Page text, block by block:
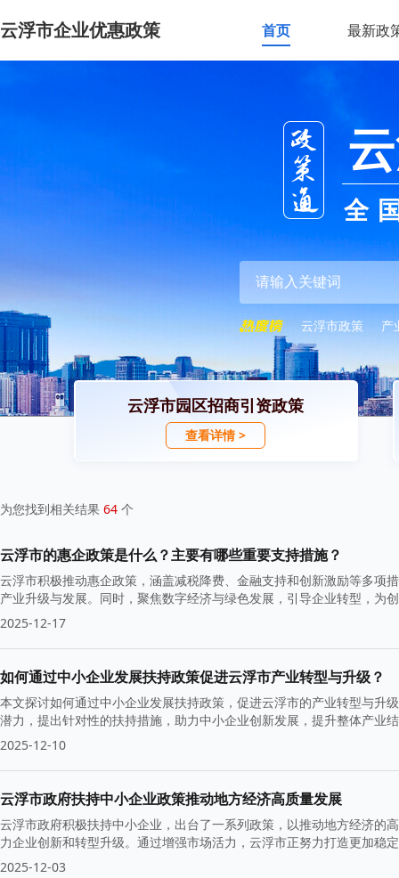
云浮市企业优惠政策 首页 最新政
全
云浮市政策 产
云浮市园区招商引资政策
查看详情 >
为您找到相关结果 64 个
云浮市的惠企政策是什么？主要有哪些重要支持措施？
云浮市积极推动惠企政策，涵盖减税降费、金融支持和创新激励等多项
产业升级与发展。同时，聚焦数字经济与绿色发展，引导企业转型，为
2025-12-17
如何通过中小企业发展扶持政策促进云浮市产业转型与升级？
本文探讨如何通过中小企业发展扶持政策，促进云浮市的产业转型与升
潜力，提出针对性的扶持措施，助力中小企业创新发展，提升整体产业
2025-12-10
云浮市政府扶持中小企业政策推动地方经济高质量发展
云浮市政府积极扶持中小企业，出台了一系列政策，以推动地方经济的
力企业创新和转型升级。通过增强市场活力，云浮市正努力打造更加稳
2025-12-03